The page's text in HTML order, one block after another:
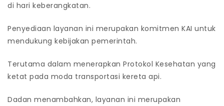
di hari keberangkatan.
Penyediaan layanan ini merupakan komitmen KAI untuk
mendukung kebijakan pemerintah.
Terutama dalam menerapkan Protokol Kesehatan yang
ketat pada moda transportasi kereta api.
Dadan menambahkan, layanan ini merupakan